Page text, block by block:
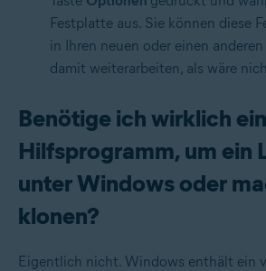
Festplatte aus. Sie können diese
in Ihren neuen oder einen
damit weiterarbeiten, als wäre
Benötige ich wirklich ein
Hilfsprogramm, um ein
unter Windows oder
klonen?
Eigentlich nicht. Windows enthält ein